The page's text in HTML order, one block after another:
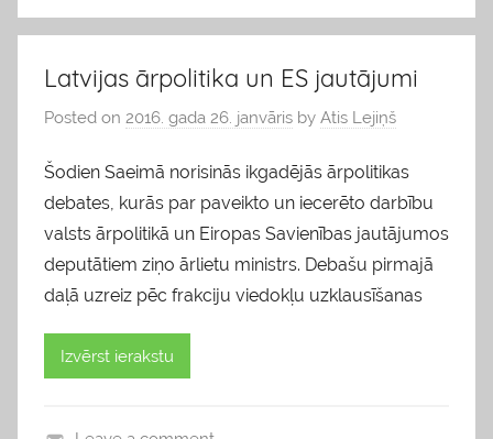
l
g
s
Latvijas ārpolitika un ES jautājumi
Posted on 2016. gada 26. janvāris by Atis Lejiņš
Šodien Saeimā norisinās ikgadējās ārpolitikas
debates, kurās par paveikto un iecerēto darbību
valsts ārpolitikā un Eiropas Savienības jautājumos
deputātiem ziņo ārlietu ministrs. Debašu pirmajā
daļā uzreiz pēc frakciju viedokļu uzklausīšanas
Izvērst ierakstu